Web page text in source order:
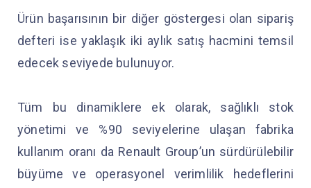
Ürün başarısının bir diğer göstergesi olan sipariş
defteri ise yaklaşık iki aylık satış hacmini temsil
edecek seviyede bulunuyor.
Tüm bu dinamiklere ek olarak, sağlıklı stok
yönetimi ve %90 seviyelerine ulaşan fabrika
kullanım oranı da Renault Group’un sürdürülebilir
büyüme ve operasyonel verimlilik hedeflerini